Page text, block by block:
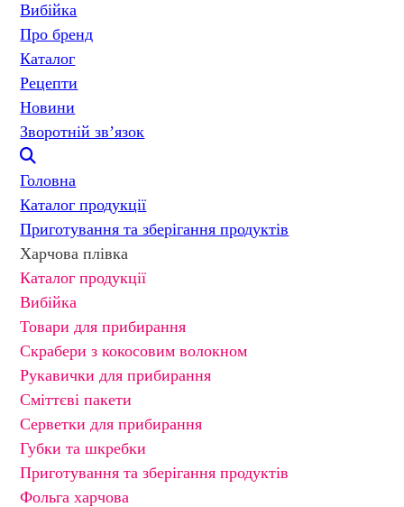
Вибійка
Про бренд
Каталог
Рецепти
Новини
Зворотній зв’язок
Головна
Каталог продукції
Приготування та зберігання продуктів
Харчова плівка
Каталог продукції
Вибійка
Товари для прибирання
Скрабери з кокосовим волокном
Рукавички для прибирання
Сміттєві пакети
Серветки для прибирання
Губки та шкребки
Приготування та зберігання продуктів
Фольга харчова